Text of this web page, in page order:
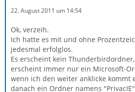
22. August 2011 um 14:54
Ok, verzeih.
Ich hatte es mit und ohne
jedesmal erfolglos.
Es erscheint kein
erscheint immer nur ein Microsoft-
wenn ich den weiter anklicke kommt
danach ein Ordner namens